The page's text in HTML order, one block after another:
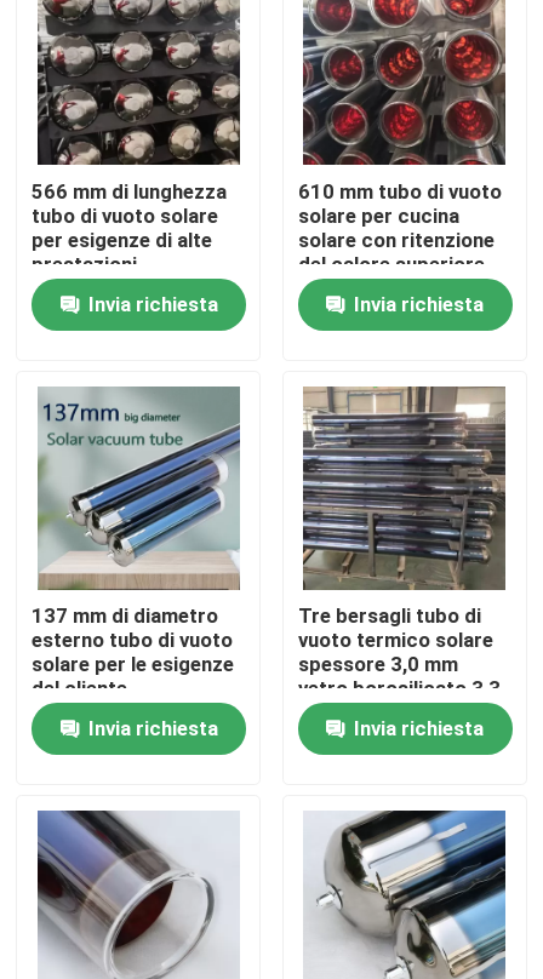
Casa.
Video
Su di noi
Visita alla fabbrica
Controllo della qualità
Contattaci
Notizie
Casi
Cucina termica solare
566 mm di lunghezza
tubo di vuoto solare
per esigenze di alte
prestazioni
Invia richiesta
610 mm tubo di vuoto
solare per cucina
solare con ritenzione
del calore superiore
Invia richiesta
137 mm di diametro
esterno tubo di vuoto
solare per le esigenze
del cliente
Invia richiesta
Tre bersagli tubo di
vuoto termico solare
spessore 3,0 mm
vetro borosilicato 3,3
materiale
Invia richiesta